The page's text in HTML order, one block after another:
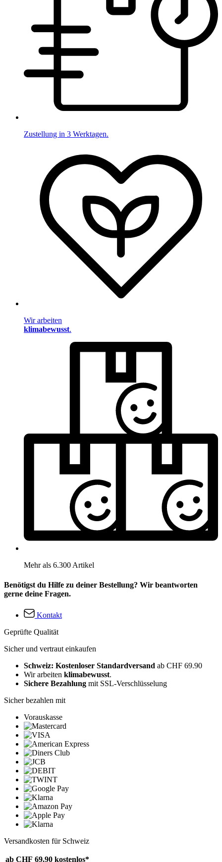
Zustellung in 3 Werktagen.
Wir arbeiten
klimabewusst.
Mehr als 6.300 Artikel
Benötigst du Hilfe zu deiner Bestellung? Wir beantworten
gerne deine Fragen.
Kontakt
Geprüfte Qualität
Sicher und vertraut einkaufen
Schweiz: Kostenloser Standardversand ab CHF 69.90
Wir arbeiten klimabewusst.
Sichere Bezahlung mit SSL-Verschlüsselung
Sicher bezahlen mit
Vorauskasse
Versandkosten für Schweiz
ab CHF 69.90 kostenlos*